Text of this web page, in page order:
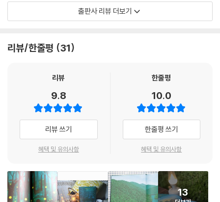
손을 잡는다. 달빛이 사라진 자리를 가득 메운 별빛, 호숫가에서 노래하는
개구리들, 시원하게 물장구치는 오리 떼, 밤공기를 짙게 물들이며 피어 있
싶은 것은 과연 무엇일까.
환상적인 자연 속에서 한 뼘 자라는 아이의 마음
독자들은 아이들과 함께 어두운 숲속을 거닐며 소중한 자연의 여러 모습과
만나게 된다. 별이 밝힌 하늘 길을 따라 비행하는 밤새와 달콤한 꽃향기를
맡고 수차례의 날갯짓으로 바람을 일으키는 나방, 달빛을 품고 피어난 달
맞이꽃 등 경이로운 밤 풍경이 펼쳐진다. 『달빛 조각』 속에 고스란히 담긴
자연은 우리의 시선이 닿지 않는 곳에서 펼쳐지는 무수한 삶과 이야기를
숲속을 밝히고 있는 것 같”은 반딧불이 떼를 만나게 된다. 어쩌면 반딧불이
를 발견하기까지의 여정이 엄마가 아이들에게 쥐여 주고 싶은 선물이 아니
었을까. 깊은 숲속에서 가족이 마주한 그믐밤의 자연은 한낮의 화려함이
출판사 리뷰 더보기
리뷰/한줄평 31
리뷰
9.8
리뷰 쓰기
혜택 및 유의사항
한줄평
10.0
한줄평 쓰기
혜택 및 유의사항
13